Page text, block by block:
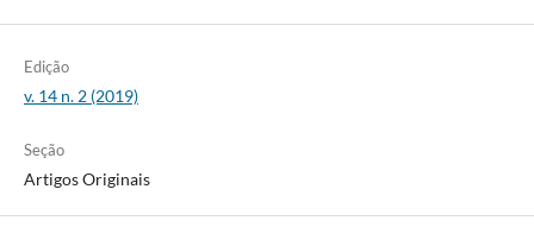
Edição
v. 14 n. 2 (2019)
Seção
Artigos Originais